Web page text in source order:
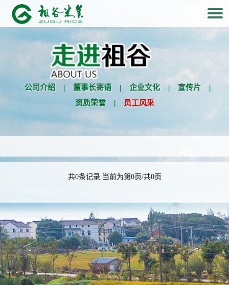
公司介绍 | 董事长寄语 | 企业文化 | 宣传片
|
资质荣誉
| 员工风采
共0条记录 当前为第0页/共0页